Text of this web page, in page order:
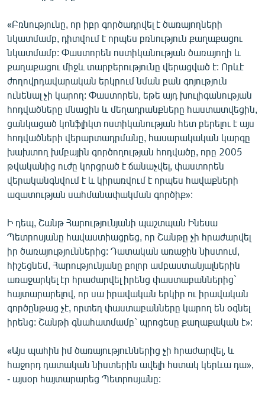
«Բռնությունը, որ իբր գործադրվել է ծառայողների
նկատմամբ, դիտվում է որպես բռնություն քաղաքացու
նկատմամբ: Փաստորեն ոստիկանության ծառայողի և
քաղաքացու միջև տարբերությունը վերացված է: Որևէ
ժողովրդավարական երկրում նման բան գոյություն
ունենալ չի կարող: Փաստորեն, եթե այդ խուլիգանության
հոդվածները մնացին և մեղադրանքները հաստատվեցին,
ցանկացած կոնֆլիկտ ոստիկանության հետ բերելու է այս
հոդվածների վերարտադրմանը, հասարակական կարգը
խախտող խմբային գործողության հոդվածը, որը 2005
թվականից ուժը կորցրած է ճանաչվել, փաստորեն
վերականգնվում է և կիրառվում է որպես հավաքների
ազատության սահմանափակման գործիք»:
Ի դեպ, Շանթ Հարությունյանի պաշտպան Ինեսա
Պետրոսյանը հավաստիացրեց, որ Շանթը չի հրաժարվել
իր ծառայություններից: Դատական առաջին նիստում,
հիշեցնեմ, Հարությունյանը բոլոր ամբաստանյալներին
առաջարկել էր հրաժարվել իրենց փաստաբաններից`
հայտարարելով, որ սա իրավական երկիր ու իրավական
գործընթաց չէ, որտեղ փաստաբանները կարող են օգնել
իրենց: Շանթի գնահատմամբ` պրոցեսը քաղաքական է»:
«Այս պահին իմ ծառայություններից չի հրաժարվել, և
հաջորդ դատական նիստերին ավելի հստակ կերևա դա»,
- այսօր հայտարարեց Պետրոսյանը: